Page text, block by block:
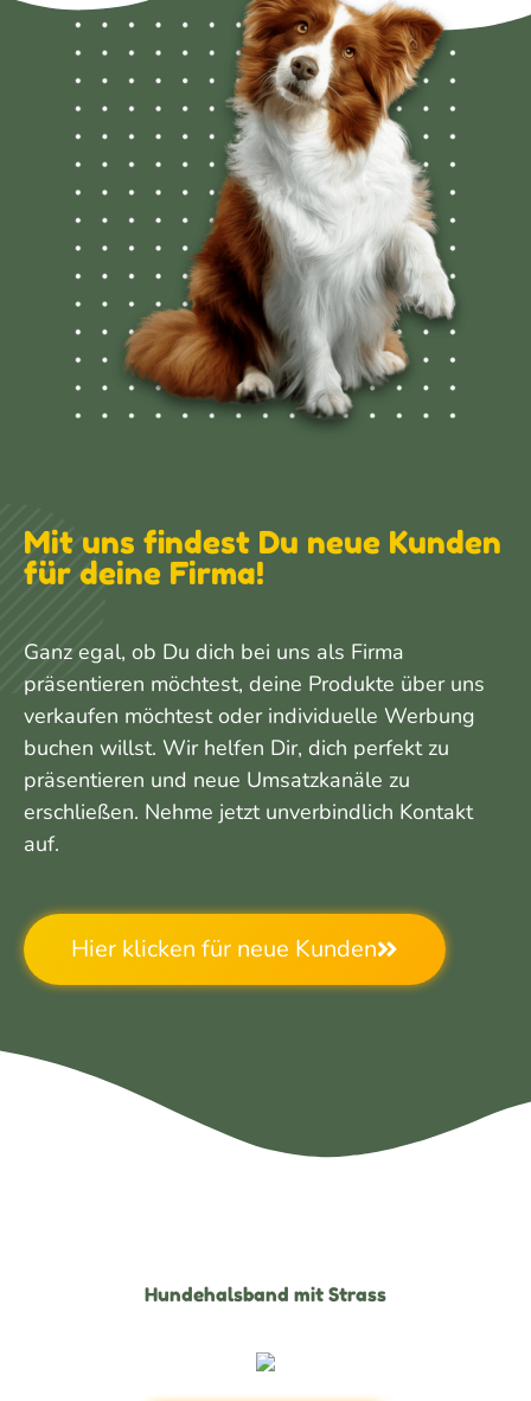
Mit uns findest Du neue Kunden
für deine Firma!
Ganz egal, ob Du dich bei uns als Firma
präsentieren möchtest, deine Produkte über uns
verkaufen möchtest oder individuelle Werbung
buchen willst. Wir helfen Dir, dich perfekt zu
präsentieren und neue Umsatzkanäle zu
erschließen. Nehme jetzt unverbindlich Kontakt
auf.
Hier klicken für neue Kunden
Hundehalsband mit Strass